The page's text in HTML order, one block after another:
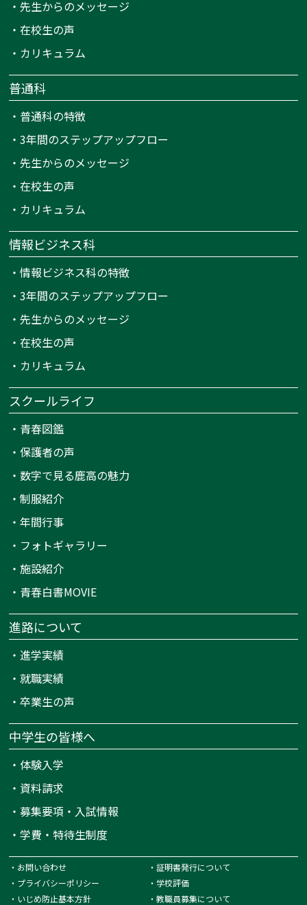
・先生からのメッセージ
・在校生の声
・ カリキュラム
普通科
・ 普通科の特徴
・3年間のステップアップフロー
・先生からのメッセージ
・在校生の声
・ カリキュラム
情報ビジネス科
・情報ビジネス科の特徴
・3年間のステップアップフロー
・先生からのメッセージ
・在校生の声
・ カリキュラム
スクールライフ
・ 青春図鑑
・保護者の声
・数字で見る鹿高の魅力
・制服紹介
・年間行事
・ フォトギャラリー
・施設紹介
・ 青春白書MOVIE
進路について
・進学実績
・就職実績
・卒業生の声
中学生の皆様へ
・ 体験入学
・ 資料請求
・募集要項・入試情報
・学費・特待生制度
・ お問い合わせ ・ 証明書発行について
・ プライバシーポリシー ・ 学校評価
・ いじめ防止基本方針 ・ 教職員募集について